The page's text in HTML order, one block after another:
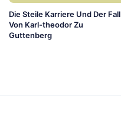
Die Steile Karriere Und Der Fall
Von Karl-theodor Zu
Guttenberg